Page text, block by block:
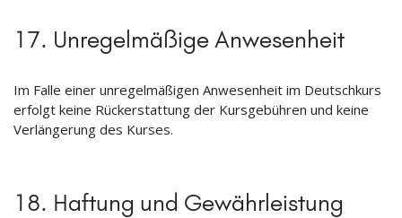
17. Unregelmäßige Anwesenheit
Im Falle einer unregelmäßigen Anwesenheit im Deutschkurs
erfolgt keine Rückerstattung der Kursgebühren und keine
Verlängerung des Kurses.
18. Haftung und Gewährleistung